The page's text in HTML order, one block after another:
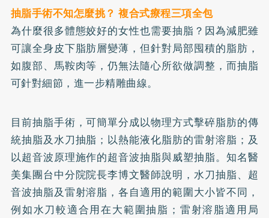
抽脂手術不知怎麼挑？ 複合式療程三項全包
為什麼很多體態姣好的女性也需要抽脂？因為減肥雖
可讓全身皮下脂肪層變薄，但針對局部囤積的脂肪，
如腹部、馬鞍肉等，仍無法隨心所欲做調整，而抽脂
可針對細節，進一步精雕曲線。
目前抽脂手術，可簡單分成以物理方式擊碎脂肪的傳
統抽脂及水刀抽脂；以熱能液化脂肪的雷射溶脂；及
以超音波原理施作的超音波抽脂與威塑抽脂。知名醫
美集團台中分院院長李博文醫師說明，水刀抽脂、超
音波抽脂及雷射溶脂，各自適用的範圍大小皆不同，
例如水刀較適合用在大範圍抽脂；雷射溶脂適用局